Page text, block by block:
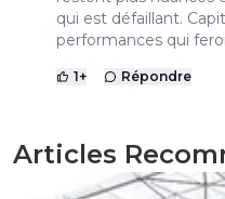
qui est défaillant.
performances qui
1+ Répondre
Articles